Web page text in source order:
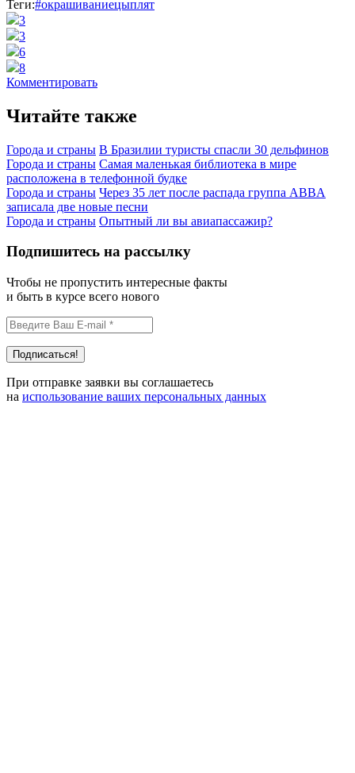
Теги:#окрашиваниецыплят
3
3
6
8
Комментировать
Читайте также
Города и страны В Бразилии туристы спасли 30 дельфинов
Города и страны Самая маленькая библиотека в мире
расположена в телефонной будке
Города и страны Через 35 лет после распада группа ABBA
записала две новые песни
Города и страны Опытный ли вы авиапассажир?
Подпишитесь на рассылку
Чтобы не пропустить интересные факты
и быть в курсе всего нового
При отправке заявки вы соглашаетесь
на использование ваших персональных данных